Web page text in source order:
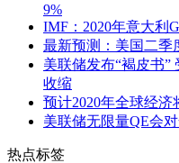
9%
IMF：2020年意大利
最新预测：美国二季
美联储发布“褐皮书”
收缩
预计2020年全球经济
美联储无限量QE会
热点标签